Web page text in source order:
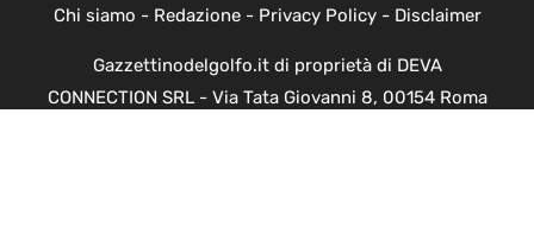
Chi siamo - Redazione- Privacy Policy- Disclaimer
Gazzettinodelgolfo.it di proprietà di DEVA
CONNECTION SRL - Via Tata Giovanni 8, 00154 Roma